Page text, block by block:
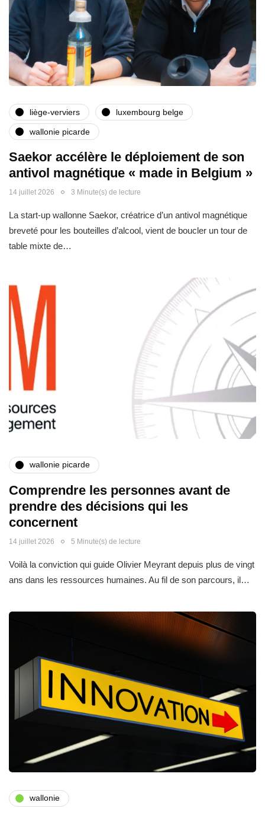
liège-verviers luxembourg belge
wallonie picarde
Saekor accélère le déploiement de son
antivol magnétique « made in Belgium »
14 juillet 2026 3 Minute(s) de lecture
La start-up wallonne Saekor, créatrice d’un antivol magnétique
breveté pour les bouteilles d’alcool, vient de boucler un tour de
table mixte de…
wallonie picarde
Comprendre les personnes avant de
prendre des décisions qui les
concernent
14 juillet 2026 5 Minute(s) de lecture
Voilà la conviction qui guide Olivier Meyrant depuis plus de vingt
ans dans les ressources humaines. Au fil de son parcours, il…
wallonie